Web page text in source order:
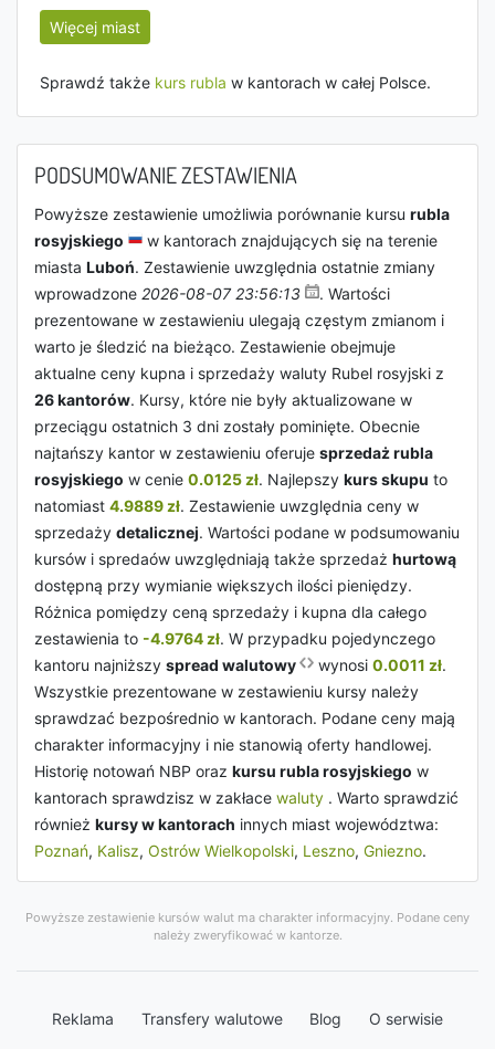
Więcej miast
Sprawdź także kurs rubla w kantorach w całej Polsce.
PODSUMOWANIE ZESTAWIENIA
Powyższe zestawienie umożliwia porównanie kursu rubla
rosyjskiego
w kantorach znajdujących się na terenie
miasta Luboń. Zestawienie uwzględnia ostatnie zmiany
wprowadzone 2026-08-07 23:56:13
. Wartości
prezentowane w zestawieniu ulegają częstym zmianom i
warto je śledzić na bieżąco. Zestawienie obejmuje
aktualne ceny kupna i sprzedaży waluty Rubel rosyjski z
26 kantorów. Kursy, które nie były aktualizowane w
przeciągu ostatnich 3 dni zostały pominięte. Obecnie
najtańszy kantor w zestawieniu oferuje sprzedaż rubla
rosyjskiego w cenie 0.0125 zł. Najlepszy kurs skupu to
natomiast 4.9889 zł. Zestawienie uwzględnia ceny w
sprzedaży detalicznej. Wartości podane w podsumowaniu
kursów i spredaów uwzględniają także sprzedaż hurtową
dostępną przy wymianie większych ilości pieniędzy.
Różnica pomiędzy ceną sprzedaży i kupna dla całego
zestawienia to -4.9764 zł. W przypadku pojedynczego
kantoru najniższy spread walutowy wynosi 0.0011 zł.
Wszystkie prezentowane w zestawieniu kursy należy
sprawdzać bezpośrednio w kantorach. Podane ceny mają
charakter informacyjny i nie stanowią oferty handlowej.
Historię notowań NBP oraz kursu rubla rosyjskiego w
kantorach sprawdzisz w zakłace waluty . Warto sprawdzić
również kursy w kantorach innych miast województwa:
Poznań, Kalisz, Ostrów Wielkopolski, Leszno, Gniezno.
Powyższe zestawienie kursów walut ma charakter informacyjny. Podane ceny
należy zweryfikować w kantorze.
Reklama Transfery walutowe Blog O serwisie